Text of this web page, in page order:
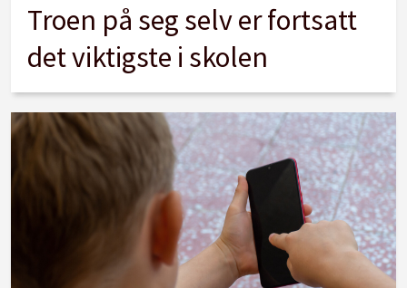
Troen på seg selv er fortsatt
det viktigste i skolen